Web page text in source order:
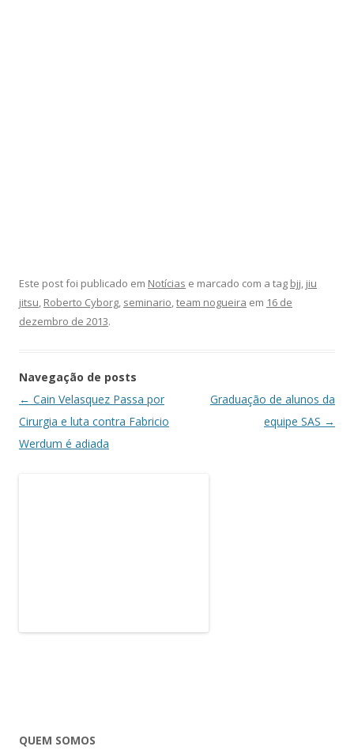
Este post foi publicado em Notícias e marcado com a tag bjj jiu
jitsu Roberto Cyborg seminario team nogueira em 16 de
dezembro de 2013.
Navegação de posts
← Cain Velasquez Passa por
Cirurgia e luta contra Fabricio
Werdum é adiada
Graduação de alunos da
equipe SAS →
QUEM SOMOS